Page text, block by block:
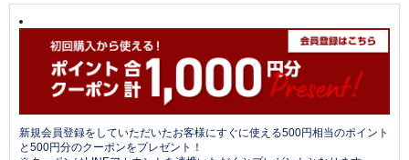
新規会員登録をしていただいたお客様にすぐに使える500円相当のポイント
と500円分のクーポンをプレゼント！